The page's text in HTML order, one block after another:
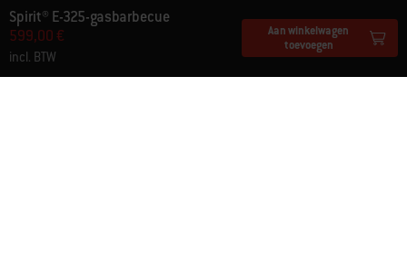
Spirit® E-325-gasbarbecue
599,00 €
incl. BTW
Aan winkelwagen
toevoegen